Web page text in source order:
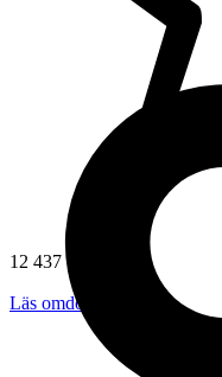
12 437 omdömen
Läs omdömen